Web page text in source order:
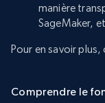
manière
SageMaker,
Pour en savoir
Comprendre le